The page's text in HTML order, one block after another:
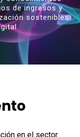
de ingresos y
sostenibles
en el sector